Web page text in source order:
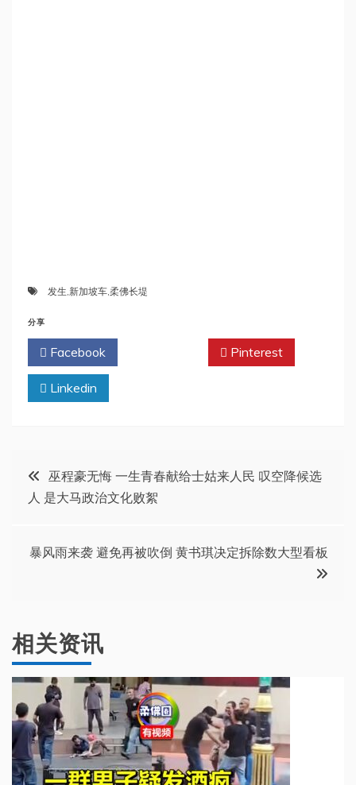
发生 新加坡车 柔佛长堤
分享
Facebook Pinterest
Linkedin
文
章
导
巫程豪无悔 一生青春献给士姑来人民 叹空降候选
人 是大马政治文化败絮
暴风雨来袭 避免再被吹倒 黄书琪决定拆除数大型看板
相关资讯